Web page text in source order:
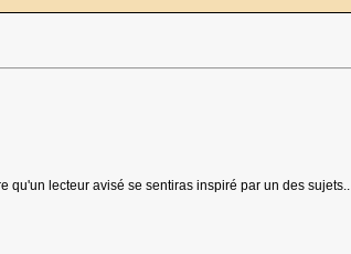
qu'un lecteur avisé se sentiras inspiré par un des sujets..